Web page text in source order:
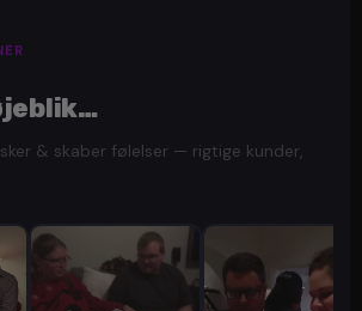
& skaber følelser — rigtige kunder,